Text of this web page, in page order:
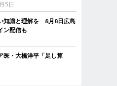
5日
知識と理解を 8月8日広島
ン配信も
医・大橋洋平「足し算